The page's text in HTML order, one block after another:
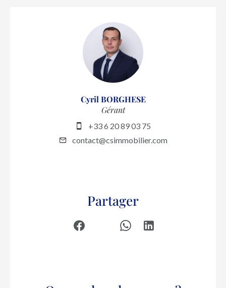
Cyril BORGHESE
Gérant
+33 6 20 89 03 75
contact@csimmobilier.com
Partager